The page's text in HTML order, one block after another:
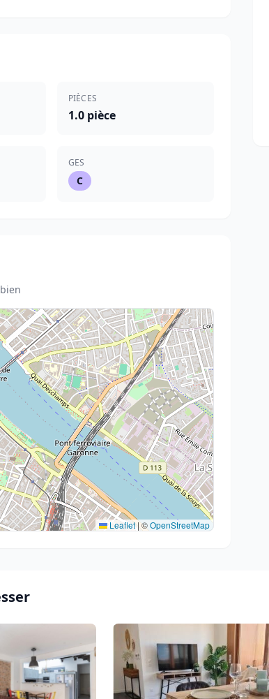
PIÈCES
1.0 pièce
GES
C
Leaflet |©OpenStreetMap